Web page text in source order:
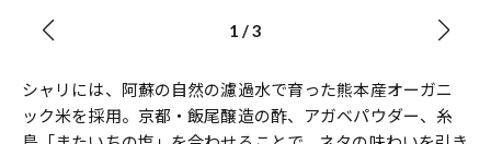
1 /3
シャリには、阿蘇の自然の濾過水で育った熊本産オーガニ
ック米を採用。京都・飯尾醸造の酢、アガベパウダー、糸